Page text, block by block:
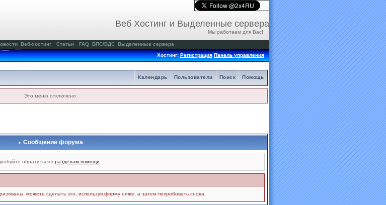
Веб Хостинг и Выделенные сервера
Мы работаем для Вас!
Веб-хостинг Статьи FAQ ВПС/ВДС Выделенные сервера
Хостинг:Регистрация Панель управления
Помощь
Поиск
Пользователи
Календарь
Это меню отключено
Сообщение форума
обратиться к разделам помощи
можете сделать это, используя форму ниже, а затем попробовать снова.